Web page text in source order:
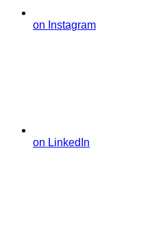
on Instagram
on LinkedIn